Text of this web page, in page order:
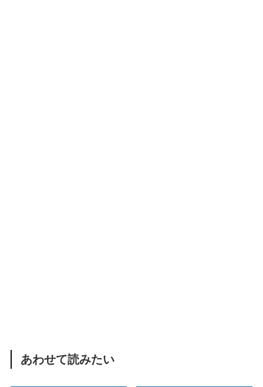
あわせて読みたい